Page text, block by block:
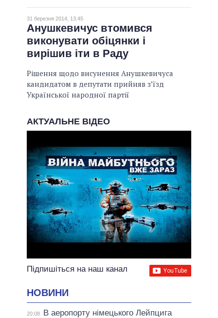
31 березня 2014, 13:45
Анушкевичус втомився
виконувати обіцянки і
вирішив іти в Раду
Рішення щодо висунення Анушкевичуса
кандидатом в депутати прийняв з’їзд
Української народної партії
АКТУАЛЬНЕ ВІДЕО
Підпишіться на наш канал
НОВИНИ
20:08
В аеропорту німецького Лейпцига